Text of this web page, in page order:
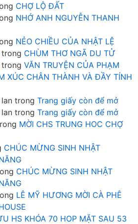
CHỢ LỘ ĐẤT
NHỚ ANH NGUYỄN THANH
NẺO CHIỀU CỦA NHẬT LỆ
trong CHÙM THƠ NGÃ DU TỬ
trong VĂN TRUYỆN CỦA PHẠM
XÚC CHÂN THÀNH VÀ ĐẦY TÍNH
trong Trang giấy còn để mở
trong Trang giấy còn để mở
MỜI CHS TRUNG HOC CHỢ
CHÚC MỪNG SINH NHẬT
CHÚC MỪNG SINH NHẬT
LÊ MỸ HƯƠNG MỜI CÀ PHÊ
HS KHÓA 70 HOP MẶT SAU 53